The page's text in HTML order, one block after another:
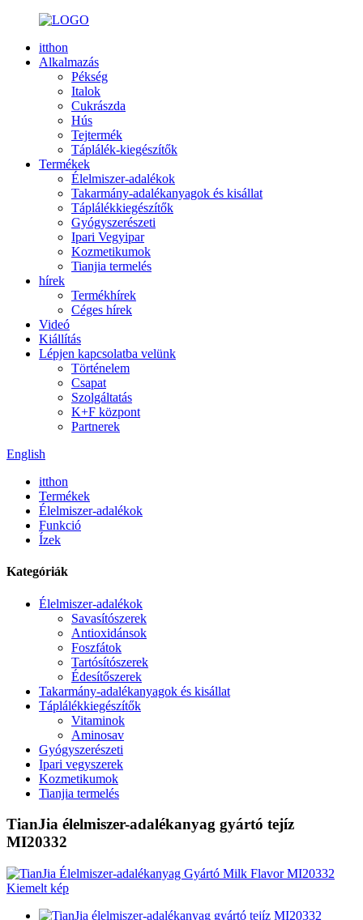
itthon
Alkalmazás
Pékség
Italok
Cukrászda
Hús
Tejtermék
Táplálék-kiegészítők
Termékek
Élelmiszer-adalékok
Takarmány-adalékanyagok és kisállat
Táplálékkiegészítők
Gyógyszerészeti
Ipari Vegyipar
Kozmetikumok
Tianjia termelés
hírek
Termékhírek
Céges hírek
Videó
Kiállítás
Lépjen kapcsolatba velünk
Történelem
Csapat
Szolgáltatás
K+F központ
Partnerek
English
itthon
Termékek
Élelmiszer-adalékok
Funkció
Ízek
Kategóriák
Élelmiszer-adalékok
Savasítószerek
Antioxidánsok
Foszfátok
Tartósítószerek
Édesítőszerek
Takarmány-adalékanyagok és kisállat
Táplálékkiegészítők
Vitaminok
Aminosav
Gyógyszerészeti
Ipari vegyszerek
Kozmetikumok
Tianjia termelés
TianJia élelmiszer-adalékanyag gyártó tejíz
MI20332